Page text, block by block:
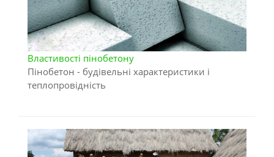
Властивості пінобетону
Пінобетон - будівельні характеристики і
теплопровідність